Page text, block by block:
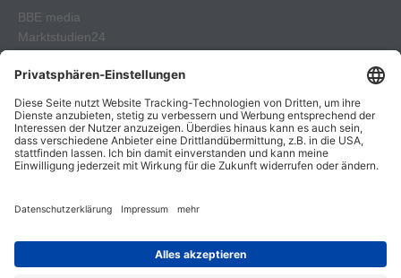
BBE media
Marktstudien24
Lebensmittel Praxis Verlag
Kontakt
Impressum
Datenschutzerklärung